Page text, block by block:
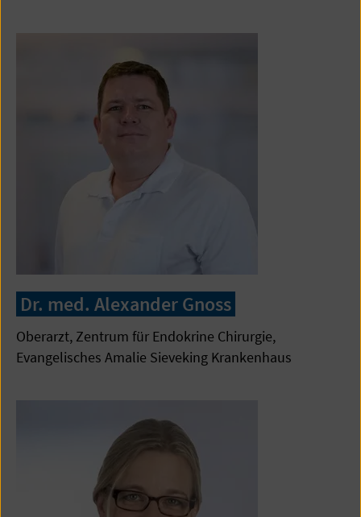
Dr. med. Alexander Gnoss
Oberarzt, Zentrum für Endokrine Chirurgie,
Evangelisches Amalie Sieveking Krankenhaus